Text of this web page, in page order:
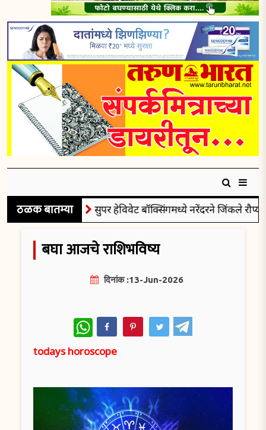
ठळक बातम्यासुपर हेविवेट बॉक्सिंगमध्ये नरेंदरने जिंकले रौप्यपदक
बघा आजचे राशिभविष्य
दिनांक :13-Jun-2026
WhatsApp
todays horoscope